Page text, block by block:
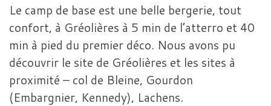
Le camp de base est une belle bergerie, tout
confort, à Gréolières à 5 min de l’atterro et 40
min à pied du premier déco. Nous avons pu
découvrir le site de Gréolières et les sites à
proximité – col de Bleine, Gourdon
(Embargnier, Kennedy), Lachens.